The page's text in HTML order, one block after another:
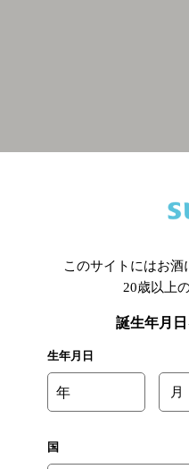
このサイトにはお酒
20歳以上
誕生年月日
生年月日
年 月
国